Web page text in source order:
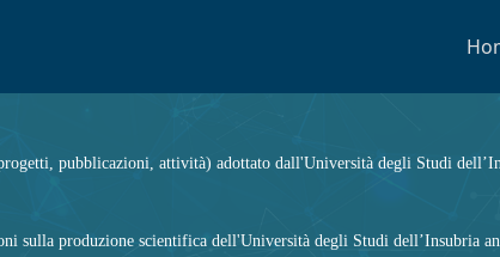
pubblicazioni, attività) adottato dall'Università degli Studi
sulla produzione scientifica dell'Università degli Studi dell’Insubria